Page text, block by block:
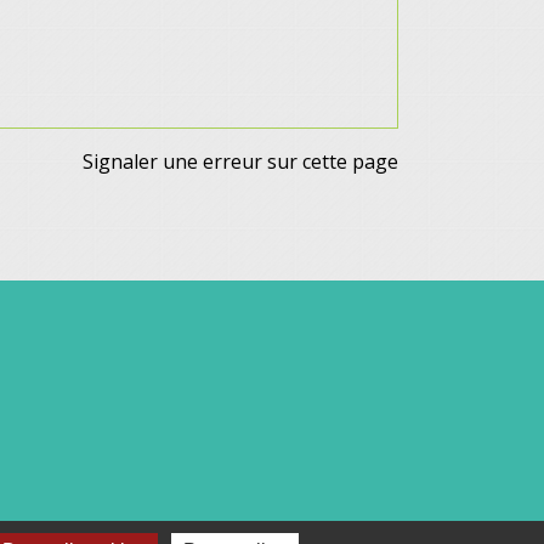
Signaler une erreur sur cette page